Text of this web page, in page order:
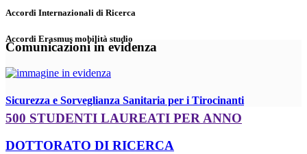
Accordi Internazionali di Ricerca
Accordi Erasmus mobilità studio
Comunicazioni in evidenza
Sicurezza e Sorveglianza Sanitaria per i Tirocinanti
500 STUDENTI LAUREATI PER ANNO
DOTTORATO DI RICERCA